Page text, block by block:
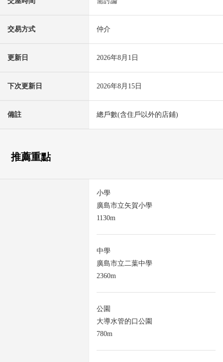
交易方式 仲介
更新日 2026年8月1日
下次更新日 2026年8月15日
備註 總戶數(含住戶以外的店鋪)
推薦重點
小學
廣島市立矢賀小學
1130m
中學
廣島市立二葉中學
2360m
公園
大導水管的口公園
780m